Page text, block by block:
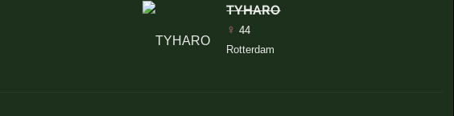
TYHARO
♀ 44
Rotterdam